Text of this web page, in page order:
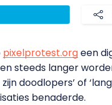
pixelprotest.orgeen
steeds langer
doodlopers’ of
benaderde.